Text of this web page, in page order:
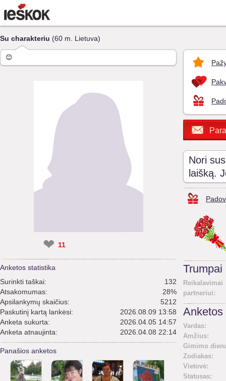
Su charakteriu (60 m. Lietuva)
😊
❤ 11
Anketos statistika
Surinkti taškai:
132
Atsakomumas:
28%
Apsilankymų skaičius:
5212
Paskutinį kartą lankėsi:
2026.08.09 13:58
Anketa sukurta:
2026.04.05 14:57
Anketa atnaujinta:
2026.04.08 22:14
Panašios anketos
Nori
laišką.
Trumpai
Reikalavimai
partneriui:
Anketos
Vardas:
Amžius:
Gimimo
Zodiakas:
Vietovė:
Statusas: